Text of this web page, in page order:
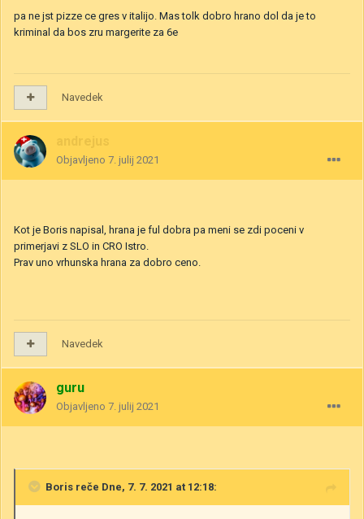
pa ne jst pizze ce gres v italijo. Mas tolk dobro hrano dol da je to
kriminal da bos zru margerite za 6e
Navedek
Objavljeno 7. julij 2021
Kot je Boris napisal, hrana je ful dobra pa meni se zdi poceni v
primerjavi z SLO in CRO Istro.
Prav uno vrhunska hrana za dobro ceno.
Navedek
guru
Objavljeno 7. julij 2021
Boris reče Dne, 7. 7. 2021 at 12:18: